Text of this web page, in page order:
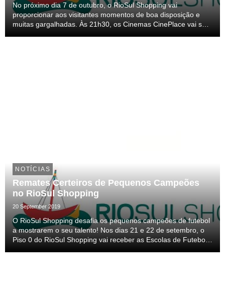
No próximo dia 7 de outubro, o RioSul Shopping vai
proporcionar aos visitantes momentos de boa disposição e
muitas gargalhadas. Às 21h30, os Cinemas CinePlace vai ser
NOTÍCIAS
Remates Certeiros de Pequenos Campeões
no RioSul Shopping
20 September 2019
O RioSul Shopping desafia os pequenos campeões de futebol
a mostrarem o seu talento! Nos dias 21 e 22 de setembro, o
Piso 0 do RioSul Shopping vai receber as Escolas de Futebol